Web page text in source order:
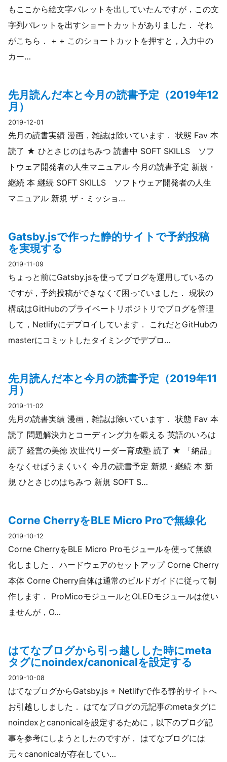
もここから絵文字パレットを出していたんですが，この文
字列パレットを出すショートカットがありました． それ
がこちら． + + このショートカットを押すと，入力中の
カー…
先月読んだ本と今月の読書予定（2019年12
月）
2019-12-01
先月の読書実績 漫画，雑誌は除いています． 状態 Fav 本
読了 ★ ひとさじのはちみつ 読書中 SOFT SKILLS ソフ
トウェア開発者の人生マニュアル 今月の読書予定 新規・
継続 本 継続 SOFT SKILLS ソフトウェア開発者の人生
マニュアル 新規 ザ・ミッショ…
Gatsby.jsで作った静的サイトで予約投稿
を実現する
2019-11-09
ちょっと前にGatsby.jsを使ってブログを運用しているの
ですが，予約投稿ができなくて困っていました． 現状の
構成はGitHubのプライベートリポジトリでブログを管理
して，Netlifyにデプロイしています． これだとGitHubの
masterにコミットしたタイミングでデプロ…
先月読んだ本と今月の読書予定（2019年11
月）
2019-11-02
先月の読書実績 漫画，雑誌は除いています． 状態 Fav 本
読了 問題解決力とコーディング力を鍛える 英語のいろは
読了 経営の美徳 次世代リーダー育成塾 読了 ★ 「納品」
をなくせばうまくいく 今月の読書予定 新規・継続 本 新
規 ひとさじのはちみつ 新規 SOFT S…
Corne CherryをBLE Micro Proで無線化
2019-10-12
Corne CherryをBLE Micro Proモジュールを使って無線
化しました． ハードウェアのセットアップ Corne Cherry
本体 Corne Cherry自体は通常のビルドガイドに従って制
作します． ProMicoモジュールとOLEDモジュールは使い
ませんが，O…
はてなブログから引っ越しした時にmeta
タグにnoindex/canonicalを設定する
2019-10-08
はてなブログからGatsby.js + Netlifyで作る静的サイトへ
お引越ししました． はてなブログの元記事のmetaタグに
noindexとcanonicalを設定するために，以下のブログ記
事を参考にしようとしたのですが， はてなブログには
元々canonicalが存在してい…